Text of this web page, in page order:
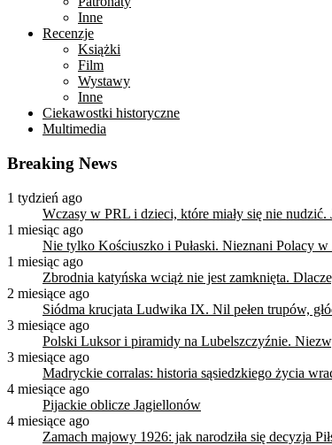
Inne
Recenzje
Książki
Film
Wystawy
Inne
Ciekawostki historyczne
Multimedia
Breaking News
1 tydzień ago
Wczasy w PRL i dzieci, które miały się nie
1 miesiąc ago
Nie tylko Kościuszko i Pułaski. Nieznani Polacy w
1 miesiąc ago
Zbrodnia katyńska wciąż nie jest zamknięta.
2 miesiące ago
Siódma krucjata Ludwika IX. Nil pełen trupów,
3 miesiące ago
Polski Luksor i piramidy na Lubelszczyźnie.
3 miesiące ago
Madryckie corralas: historia sąsiedzkiego życia
4 miesiące ago
Pijackie oblicze Jagiellonów
4 miesiące ago
Zamach majowy 1926: jak narodziła się decyzja